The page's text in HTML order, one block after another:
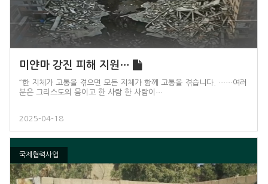
미얀마 강진 피해 지원…
“한 지체가 고통을 겪으면 모든 지체가 함께 고통을 겪습니다. ……여러
분은 그리스도의 몸이고 한 사람 한 사람이…
2025-04-18
국제협력사업